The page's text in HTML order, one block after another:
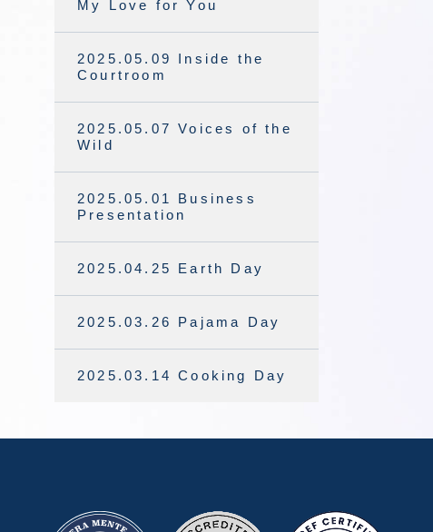
My Love for You
2025.05.09 Inside the
Courtroom
2025.05.07 Voices of the
Wild
2025.05.01 Business
Presentation
2025.04.25 Earth Day
2025.03.26 Pajama Day
2025.03.14 Cooking Day